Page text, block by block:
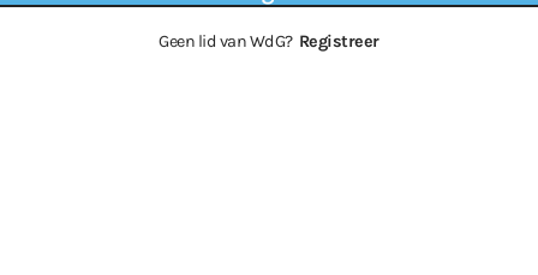
Geen lid van WdG? Registreer